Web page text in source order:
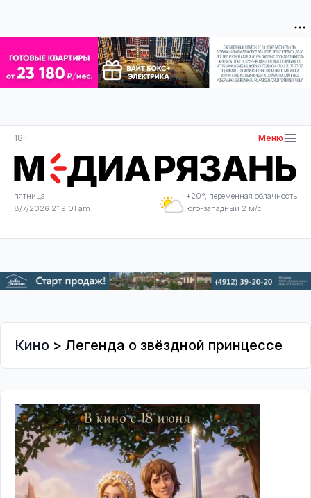
18+ Меню
пятница
8/7/2026 2:19:02 am
+20°, переменная облачность
юго-западный 2 м/с
Кино > Легенда о звёздной принцессе